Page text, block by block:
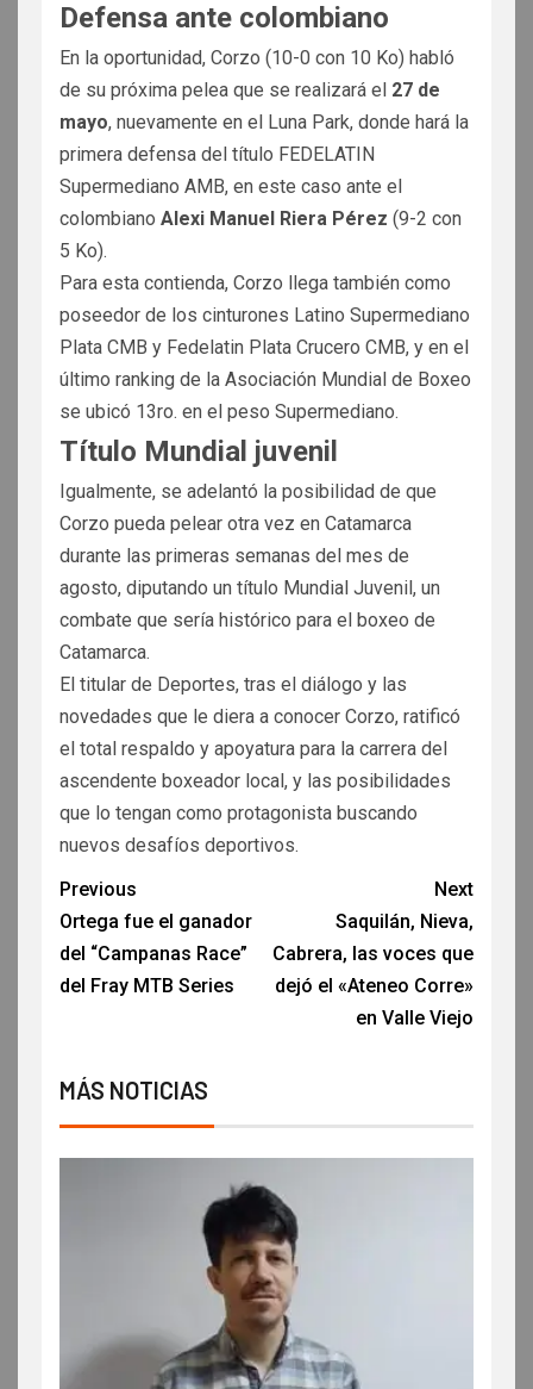
Defensa ante colombiano
En la oportunidad, Corzo (10-0 con 10 Ko) habló
de su próxima pelea que se realizará el 27 de
mayo, nuevamente en el Luna Park, donde hará la
primera defensa del título FEDELATIN
Supermediano AMB, en este caso ante el
colombiano Alexi Manuel Riera Pérez (9-2 con
5 Ko).
Para esta contienda, Corzo llega también como
poseedor de los cinturones Latino Supermediano
Plata CMB y Fedelatin Plata Crucero CMB, y en el
último ranking de la Asociación Mundial de Boxeo
se ubicó 13ro. en el peso Supermediano.
Título Mundial juvenil
Igualmente, se adelantó la posibilidad de que
Corzo pueda pelear otra vez en Catamarca
durante las primeras semanas del mes de
agosto, diputando un título Mundial Juvenil, un
combate que sería histórico para el boxeo de
Catamarca.
El titular de Deportes, tras el diálogo y las
novedades que le diera a conocer Corzo, ratificó
el total respaldo y apoyatura para la carrera del
ascendente boxeador local, y las posibilidades
que lo tengan como protagonista buscando
nuevos desafíos deportivos.
Previous
Ortega fue el ganador
del “Campanas Race”
del Fray MTB Series
Next
Saquilán, Nieva,
Cabrera, las voces que
dejó el «Ateneo Corre»
en Valle Viejo
MÁS NOTICIAS